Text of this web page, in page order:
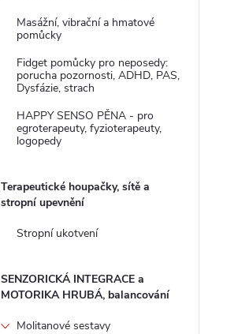
Masážní, vibrační a hmatové
pomůcky
Fidget pomůcky pro neposedy:
porucha pozornosti, ADHD, PAS,
Dysfázie, strach
HAPPY SENSO PĚNA - pro
egroterapeuty, fyzioterapeuty,
logopedy
Terapeutické houpačky, sítě a
stropní upevnění
Stropní ukotvení
SENZORICKÁ INTEGRACE a
MOTORIKA HRUBÁ, balancování
Molitanové sestavy